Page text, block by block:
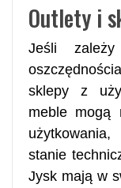
Outlety i
Jeśli
sklepy z
meble mogą
stanie
Jysk mają w